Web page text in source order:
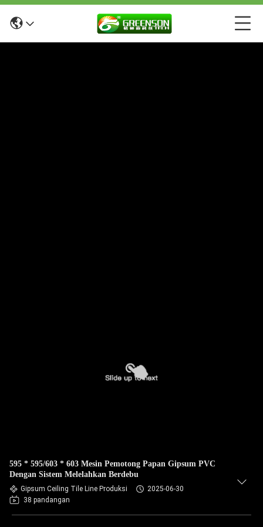
595 * 595/603 * 603 Mesin Pemotong Papan Gipsum PVC
Dengan Sistem Melelahkan Berdebu
Gipsum Ceiling Tile Line Produksi
2025-06-30
38 pandangan